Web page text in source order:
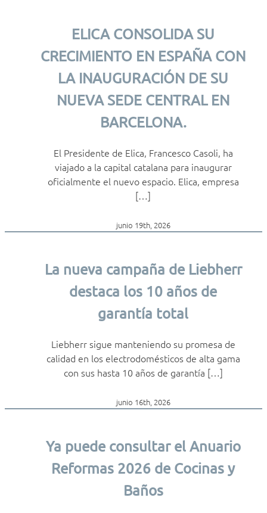
ELICA CONSOLIDA SU
CRECIMIENTO EN ESPAÑA CON
LA INAUGURACIÓN DE SU
NUEVA SEDE CENTRAL EN
BARCELONA.
El Presidente de Elica, Francesco Casoli, ha
viajado a la capital catalana para inaugurar
oficialmente el nuevo espacio. Elica, empresa
[…]
junio 19th, 2026
La nueva campaña de Liebherr
destaca los 10 años de
garantía total
Liebherr sigue manteniendo su promesa de
calidad en los electrodomésticos de alta gama
con sus hasta 10 años de garantía […]
junio 16th, 2026
Ya puede consultar el Anuario
Reformas 2026 de Cocinas y
Baños